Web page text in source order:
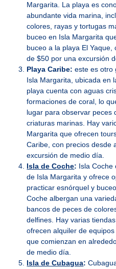
Margarita. La playa es
abundante vida marina,
colores, rayas y tortugas
buceo en Isla Margarita
buceo a la playa El
de $50 por una excursión
Playa Caribe: este es otro
Isla Margarita, ubicada en
playa cuenta con aguas
formaciones de coral, lo
lugar para observar peces
criaturas marinas. Hay
Margarita que ofrecen
Caribe, con precios desde
excursión de medio día.
Isla de Coche: Isla Coche
de Isla Margarita y ofrece
practicar esnórquel y
Coche albergan una
bancos de peces de
delfines. Hay varias
ofrecen alquiler de
que comienzan en
de medio día.
Isla de Cubagua: